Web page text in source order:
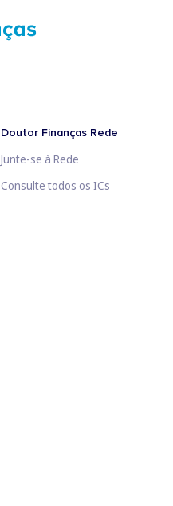
Doutor Finanças Rede
Junte-se à Rede
Consulte todos os ICs